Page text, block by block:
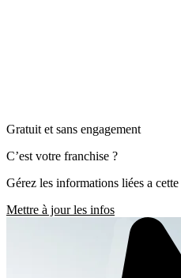
Gratuit et sans engagement
C’est votre franchise ?
Gérez les informations liées a
Mettre à jour les infos